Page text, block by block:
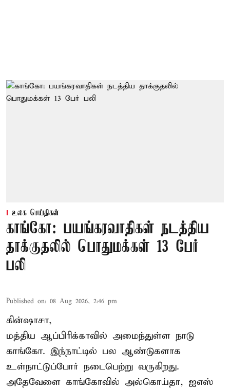
உலக செய்திகள்
காங்கோ: பயங்கரவாதிகள் நடத்திய
தாக்குதலில் பொதுமக்கள் 13 பேர்
பலி
Published on: 08 Aug 2026, 2:46 pm
கின்ஷாசா,
மத்திய ஆப்பிரிக்காவில் அமைந்துள்ள நாடு
காங்கோ. இந்நாட்டில் பல ஆண்டுகளாக
உள்நாட்டுப்போர் நடைபெற்று வருகிறது.
அதேவேளை காங்கோவில் அல்கொய்தா, ஐஎஸ்